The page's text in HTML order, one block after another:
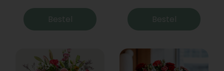
Bestel Bestel